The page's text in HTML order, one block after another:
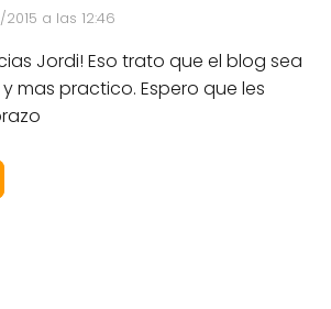
a las 12:46
Jordi! Eso trato que el blog sea
mas practico. Espero que les